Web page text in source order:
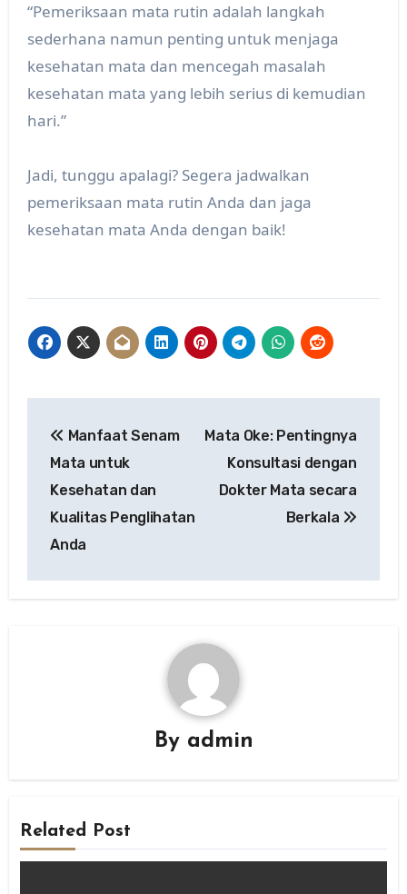
“Pemeriksaan mata rutin adalah langkah
sederhana namun penting untuk menjaga
kesehatan mata dan mencegah masalah
kesehatan mata yang lebih serius di kemudian
hari.”
Jadi, tunggu apalagi? Segera jadwalkan
pemeriksaan mata rutin Anda dan jaga
kesehatan mata Anda dengan baik!
navigation
Manfaat Senam
Mata untuk
Kesehatan dan
Kualitas Penglihatan
Anda
Mata Oke: Pentingnya
Konsultasi dengan
Dokter Mata secara
Berkala
By admin
Related Post